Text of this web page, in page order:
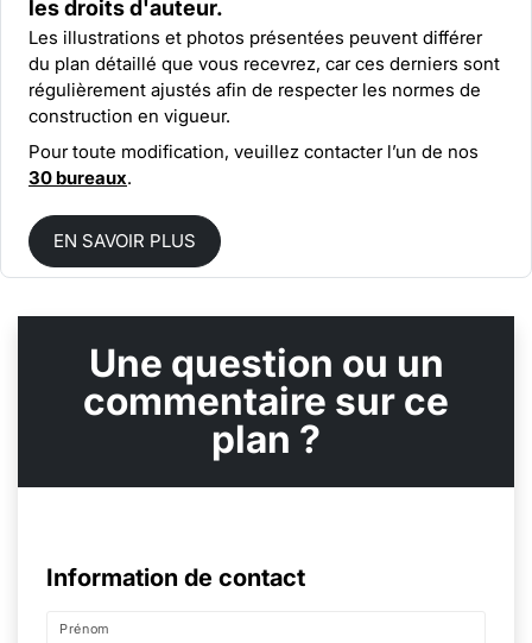
les droits d'auteur.
Les illustrations et photos présentées peuvent différer
du plan détaillé que vous recevrez, car ces derniers sont
régulièrement ajustés afin de respecter les normes de
construction en vigueur.
Pour toute modification, veuillez contacter l’un de nos
30 bureaux.
EN SAVOIR PLUS
Une question ou un
commentaire sur ce
plan ?
Information de contact
Prénom